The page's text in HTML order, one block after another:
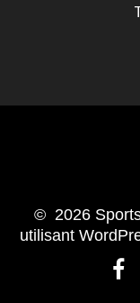
© 2026
utilisant